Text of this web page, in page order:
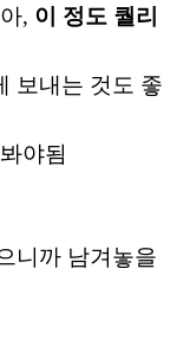
, 이 정도 퀄리
보내는 것도 좋
야됨
니까 남겨놓을